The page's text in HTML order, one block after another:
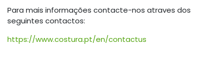
Para mais informações contacte-nos atraves dos
seguintes contactos:
https://www.costura.pt/en/contactus